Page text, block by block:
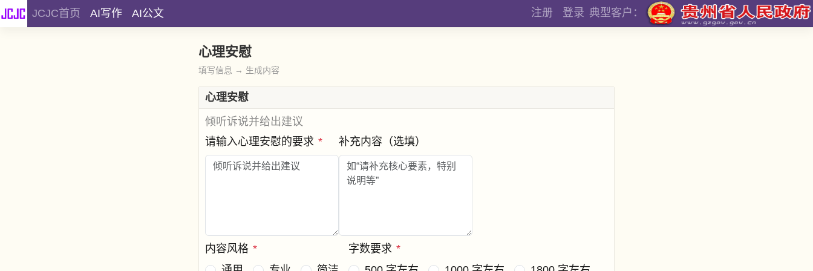
JCJC首页 AI写作 AI公文 注册 登录 典型客户：
心理安慰
填写信息 → 生成内容
心理安慰
倾听诉说并给出建议
请输入心理安慰的要求 * 补充内容（选填）
内容风格 *
字数要求 *